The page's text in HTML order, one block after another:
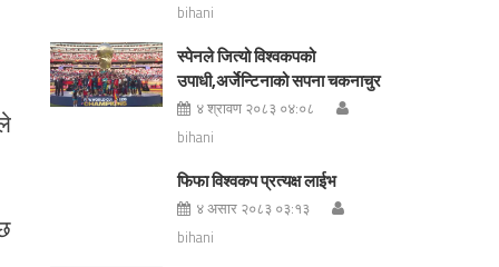
bihani
स्पेनले जित्यो विश्वकपको
उपाधी,अर्जेन्टिनाको सपना चकनाचुर
४ श्रावण २०८३ ०४:०८
bihani
फिफा विश्वकप प्रत्यक्ष लाईभ
४ असार २०८३ ०३:१३
bihani